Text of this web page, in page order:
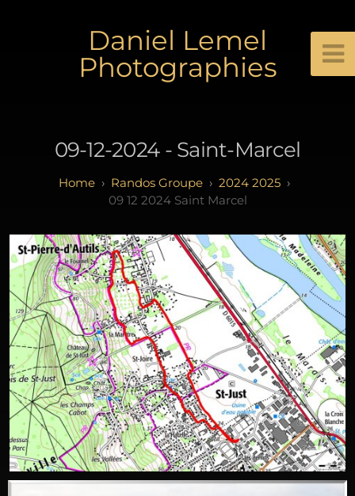
Daniel Lemel
Photographies
09-12-2024 - Saint-Marcel
Randos Groupe
2024 2025
09 12 2024 Saint Marcel